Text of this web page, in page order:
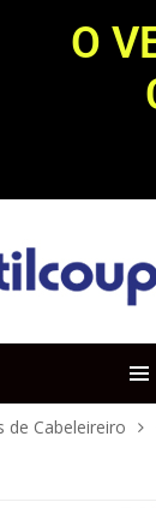
O
de Cabeleireiro